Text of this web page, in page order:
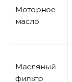
Моторное
масло
Масляный
фильтр